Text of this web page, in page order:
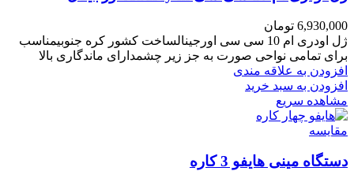
6,930,000 تومان
ژل اودری ام 10 سی سی اورجینالساخت کشور کره جنوبیمناسب
برای تمامی نواحی صورت به جز زیر چشمدارای ماندگاری بالا
افزودن به علاقه مندی
افزودن به سبد خرید
مشاهده سریع
مقایسه
دستگاه مینی هایفو 3 کاره